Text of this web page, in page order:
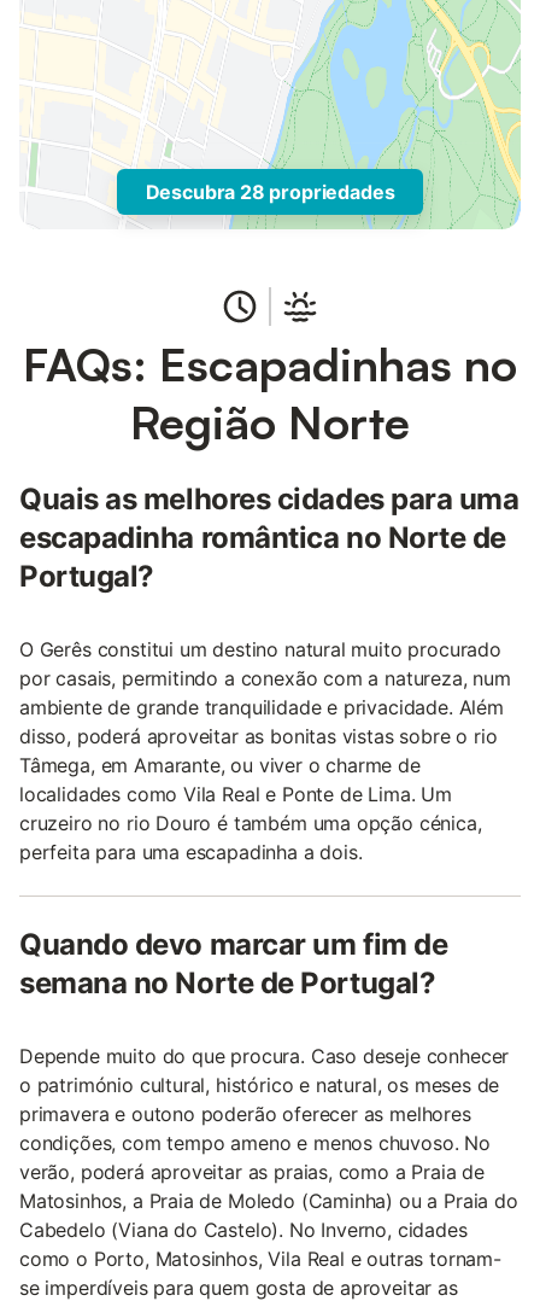
Descubra 28 propriedades
FAQs: Escapadinhas no
Região Norte
Quais as melhores cidades para uma
escapadinha romântica no Norte de
Portugal?
O Gerês constitui um destino natural muito procurado
por casais, permitindo a conexão com a natureza, num
ambiente de grande tranquilidade e privacidade. Além
disso, poderá aproveitar as bonitas vistas sobre o rio
Tâmega, em Amarante, ou viver o charme de
localidades como Vila Real e Ponte de Lima. Um
cruzeiro no rio Douro é também uma opção cénica,
perfeita para uma escapadinha a dois.
Quando devo marcar um fim de
semana no Norte de Portugal?
Depende muito do que procura. Caso deseje conhecer
o património cultural, histórico e natural, os meses de
primavera e outono poderão oferecer as melhores
condições, com tempo ameno e menos chuvoso. No
verão, poderá aproveitar as praias, como a Praia de
Matosinhos, a Praia de Moledo (Caminha) ou a Praia do
Cabedelo (Viana do Castelo). No Inverno, cidades
como o Porto, Matosinhos, Vila Real e outras tornam-
se imperdíveis para quem gosta de aproveitar as